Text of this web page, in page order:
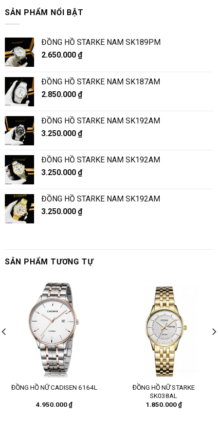
SẢN PHẨM NỔI BẬT
ĐỒNG HỒ STARKE NAM SK189PM
2.650.000 ₫
ĐỒNG HỒ STARKE NAM SK187AM
2.850.000 ₫
ĐỒNG HỒ STARKE NAM SK192AM
3.250.000 ₫
ĐỒNG HỒ STARKE NAM SK192AM
3.250.000 ₫
ĐỒNG HỒ STARKE NAM SK192AM
3.250.000 ₫
SẢN PHẨM TƯƠNG TỰ
ĐỒNG HỒ NỮ CADISEN 6164L
4.950.000₫
ĐỒNG HỒ NỮ STARKE
SK038AL
1.850.000₫